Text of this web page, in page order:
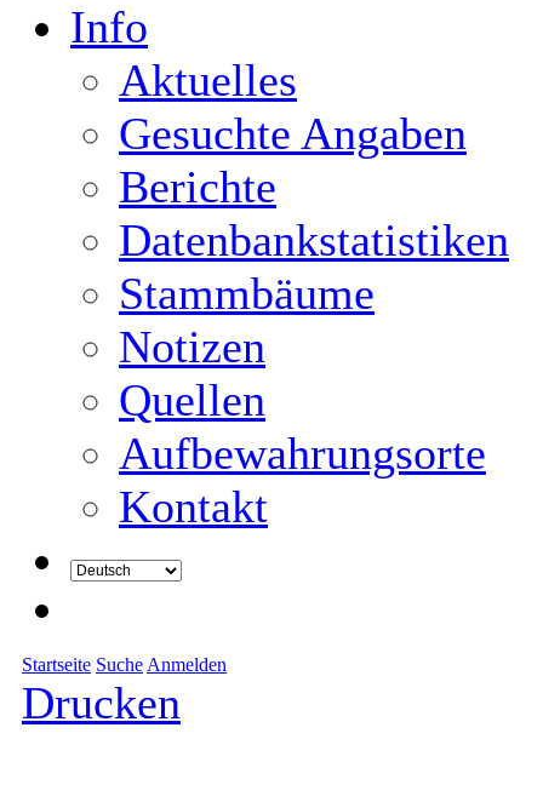
Info
Aktuelles
Gesuchte Angaben
Berichte
Datenbankstatistiken
Stammbäume
Notizen
Quellen
Aufbewahrungsorte
Kontakt
Startseite Suche Anmelden
Drucken